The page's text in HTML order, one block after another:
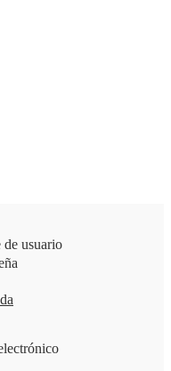
de usuario